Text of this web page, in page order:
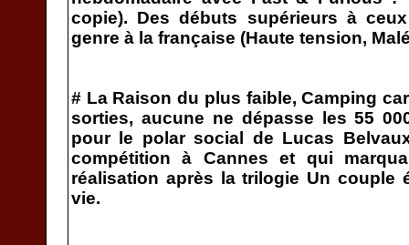
copie). Des débuts supérieurs à
genre à la française (Haute tension,
# La Raison du plus faible, Camping
sorties, aucune ne dépasse les 55
pour le polar social de Lucas
compétition à Cannes et qui
réalisation après la trilogie Un couple
vie.